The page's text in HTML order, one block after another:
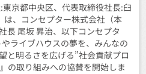
京都中央区、代表取締役社長:臼
、コンセプター株式会社（本
長 尾坂 昇治、以下コンセプタ
ライブハウスの夢を、みんなの
と明るさを広げる”社会貢献プロ
の取り組みへの協賛を開始しま